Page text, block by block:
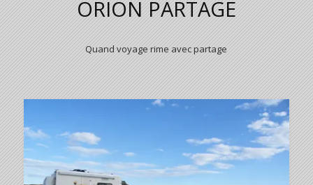
ORION PARTAGE
Quand voyage rime avec partage